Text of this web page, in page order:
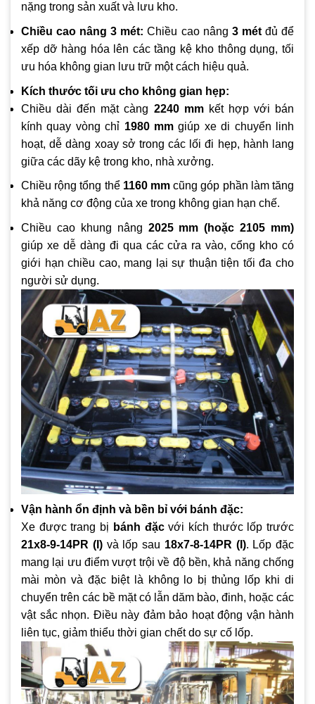
nặng trong sản xuất và lưu kho.
Chiều cao nâng 3 mét: Chiều cao nâng 3 métđủ để
xếp dỡ hàng hóa lên các tầng kệ kho thông dụng, tối
ưu hóa không gian lưu trữ một cách hiệu quả.
Kích thước tối ưu cho không gian hẹp:
Chiều dài đến mặt càng 2240 mmkết hợp với bán
kính quay vòng chỉ 1980 mm giúp xe di chuyển linh
hoạt, dễ dàng xoay sở trong các lối đi hẹp, hành lang
giữa các dãy kệ trong kho, nhà xưởng.
Chiều rộng tổng thể 1160 mm cũng góp phần làm tăng
khả năng cơ động của xe trong không gian hạn chế.
Chiều cao khung nâng 2025 mm (hoặc 2105 mm)
giúp xe dễ dàng đi qua các cửa ra vào, cổng kho có
giới hạn chiều cao, mang lại sự thuận tiện tối đa cho
người sử dụng.
Vận hành ổn định và bền bỉ với bánh đặc:
Xe được trang bị bánh đặcvới kích thước lốp trước
21x8-9-14PR (I)và lốp sau 18x7-8-14PR (I). Lốp đặc
mang lại ưu điểm vượt trội về độ bền, khả năng chống
mài mòn và đặc biệt là không lo bị thủng lốp khi di
chuyển trên các bề mặt có lẫn dăm bào, đinh, hoặc các
vật sắc nhọn. Điều này đảm bảo hoạt động vận hành
liên tục, giảm thiểu thời gian chết do sự cố lốp.